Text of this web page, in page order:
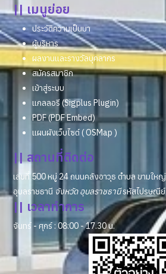
|| เมนูย่อย
ประวัติความเป็นมา
ผู้บริหาร
ผลงานและรางวัลบุคลากร
สมัครสมาชิก
เข้าสู่ระบบ
แกลลอรี (Sigplus Plugin)
PDF (PDF Embed)
แผนผังเว็บไซต์ ( OSMap )
|| สถานที่ติดต่อ
เลขที่ 500 หมู่ 24 ถนนคลังอาวุธ ตำบล ขามใหญ่
อุบลราชธานี จังหวัด อุบลราชธานีรหัสไปรษณี
|| เวลาทำการ
จันทร์ - ศุกร์ : 08:00 - 17.30 น.